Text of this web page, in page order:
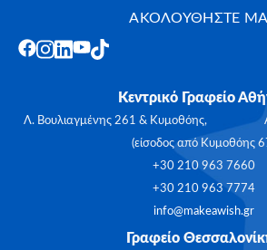
ΑΚΟΛΟΥΘΗΣΤΕ
Κεντρικό Γραφείο
Λ. Βουλιαγμένης 261 & Κυμοθόης, Αγ.
(είσοδος από Κυμοθόης
+30 210 963 7660
+30 210 963 7774
info@makeawish.gr
Γραφείο